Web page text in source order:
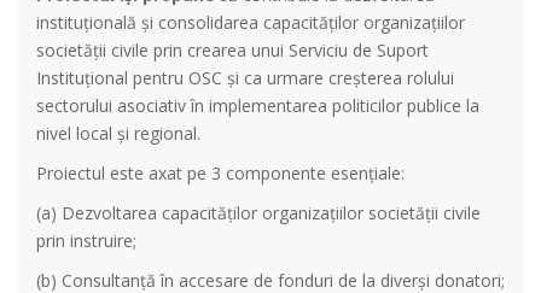
instituţională şi consolidarea capacităţilor organizaţiilor
societății civile prin crearea unui Serviciu de Suport
Instituțional pentru OSC şi ca urmare creşterea rolului
sectorului asociativ în implementarea politicilor publice la
nivel local şi regional.
Proiectul este axat pe 3 componente esențiale:
(a) Dezvoltarea capacităţilor organizaţiilor societății civile
prin instruire;
(b) Consultanță în accesare de fonduri de la diverși donatori;